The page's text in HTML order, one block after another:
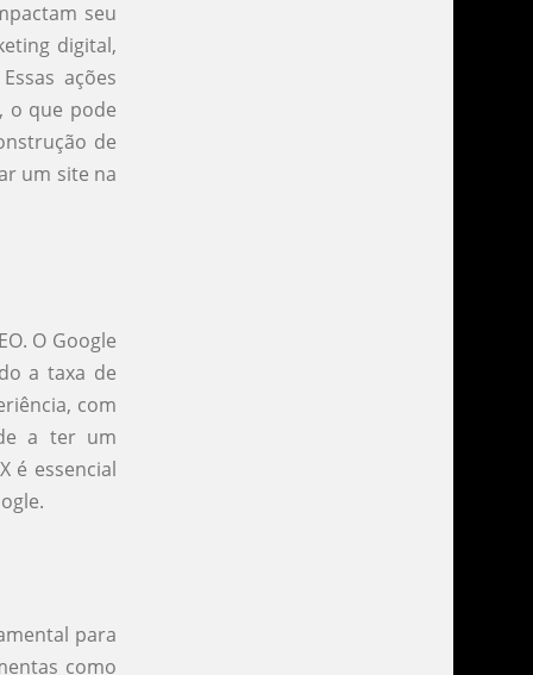
seu
digital,
ações
o que pode
de
um site na
O Google
a taxa de
com
a ter um
é essencial
para
como